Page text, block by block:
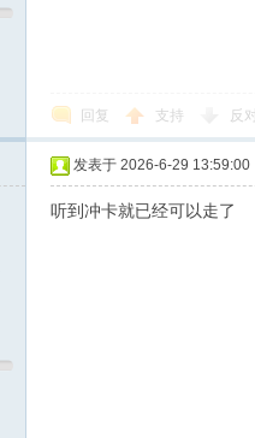
回复 支持 反
发表于 2026-6-29 13:59:00
听到冲卡就已经可以走了